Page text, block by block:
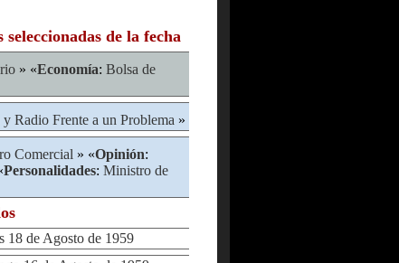
de la fecha
» «Economía: Bolsa de
y Radio Frente a un Problema »
Comercial » «Opinión:
Personalidades: Ministro de
de Agosto de 1959